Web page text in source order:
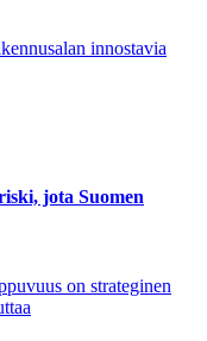
innostavia
jota Suomen
on strateginen